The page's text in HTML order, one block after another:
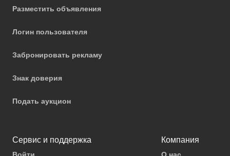
Разместить объявления
Логин пользователя
Забронировать рекламу
Знак доверия
Подать аукцион
Сервис и поддержка Компания